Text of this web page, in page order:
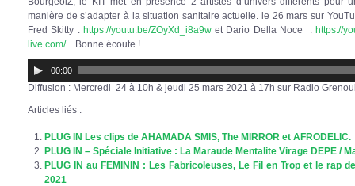
manière de s’adapter à la situation sanitaire actuelle. le 26 mars sur
Fred Skitty : https://youtu.be/ZOyXd_i8a9wet Dario Della Noce : https://
live.com/Bonne écoute !
audio00:00
Diffusion : Mercredi 24 à 10h & jeudi 25 mars 2021 à 17h sur Radio
Articles liés :
PLUG IN Les clips de AHAMADA SMIS, The MIRROR et AFRODELIC.
PLUG IN – Spéciale Initiative : La Maraude Mentalite Virage DEPE /
PLUG IN au FEMININ : Les Fabricoleuses, Le Fil en Trop et le rap
2021